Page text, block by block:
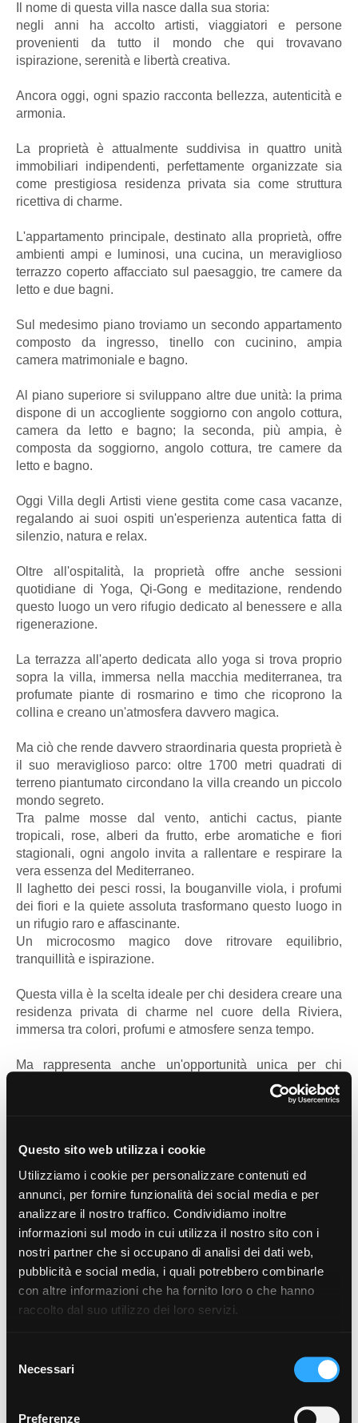
Questo sito web utilizza i cookie
Utilizziamo i cookie per personalizzare contenuti ed
annunci, per fornire funzionalità dei social media e per
analizzare il nostro traffico. Condividiamo inoltre
informazioni sul modo in cui utilizza il nostro sito con i
nostri partner che si occupano di analisi dei dati web,
pubblicità e social media, i quali potrebbero combinarle
con altre informazioni che ha fornito loro o che hanno
raccolto dal suo utilizzo dei loro servizi.
delNecessari
Preferenze
Il nome di questa villa nasce dalla sua storia:
negli anni ha accolto artisti, viaggiatori e persone
provenienti da tutto il mondo che qui trovavano
ispirazione, serenità e libertà creativa.
Ancora oggi, ogni spazio racconta bellezza, autenticità e
armonia.
La proprietà è attualmente suddivisa in quattro unità
immobiliari indipendenti, perfettamente organizzate sia
come prestigiosa residenza privata sia come struttura
ricettiva di charme.
L'appartamento principale, destinato alla proprietà, offre
ambienti ampi e luminosi, una cucina, un meraviglioso
terrazzo coperto affacciato sul paesaggio, tre camere da
letto e due bagni.
Sul medesimo piano troviamo un secondo appartamento
composto da ingresso, tinello con cucinino, ampia
camera matrimoniale e bagno.
Al piano superiore si sviluppano altre due unità: la prima
dispone di un accogliente soggiorno con angolo cottura,
camera da letto e bagno; la seconda, più ampia, è
composta da soggiorno, angolo cottura, tre camere da
letto e bagno.
Oggi Villa degli Artisti viene gestita come casa vacanze,
regalando ai suoi ospiti un'esperienza autentica fatta di
silenzio, natura e relax.
Oltre all'ospitalità, la proprietà offre anche sessioni
quotidiane di Yoga, Qi-Gong e meditazione, rendendo
questo luogo un vero rifugio dedicato al benessere e alla
rigenerazione.
La terrazza all'aperto dedicata allo yoga si trova proprio
sopra la villa, immersa nella macchia mediterranea, tra
profumate piante di rosmarino e timo che ricoprono la
collina e creano un'atmosfera davvero magica.
Ma ciò che rende davvero straordinaria questa proprietà è
il suo meraviglioso parco: oltre 1700 metri quadrati di
terreno piantumato circondano la villa creando un piccolo
mondo segreto.
Tra palme mosse dal vento, antichi cactus, piante
tropicali, rose, alberi da frutto, erbe aromatiche e fiori
stagionali, ogni angolo invita a rallentare e respirare la
vera essenza del Mediterraneo.
Il laghetto dei pesci rossi, la bouganville viola, i profumi
dei fiori e la quiete assoluta trasformano questo luogo in
un rifugio raro e affascinante.
Un microcosmo magico dove ritrovare equilibrio,
tranquillità e ispirazione.
Questa villa è la scelta ideale per chi desidera creare una
residenza privata di charme nel cuore della Riviera,
immersa tra colori, profumi e atmosfere senza tempo.
Ma rappresenta anche un'opportunità unica per chi
desidera investire in una struttura ricettiva esclusiva,
capace di offrire agli ospiti un'esperienza autentica e
Villa degli Artisti non è soltanto una proprietà. È
un'atmosfera. Un'esperienza. Uno stile di vita.
Un luogo dove il tempo rallenta e dove ogni giorno può
€ 1.100.000
Ti interessa questo immobile? Queste sono alcune